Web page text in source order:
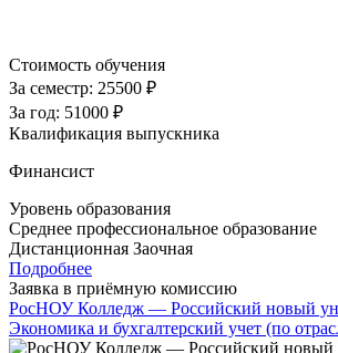
Стоимость обучения
За семестр: 25500 ₽
За год: 51000 ₽
Квалификация выпускника
Финансист
Уровень образования
Среднее профессиональное образование
Дистанционная Заочная
Подробнее
Заявка в приёмную комиссию
РосНОУ Колледж — Российский новый
Экономика и бухгалтерский учет (по